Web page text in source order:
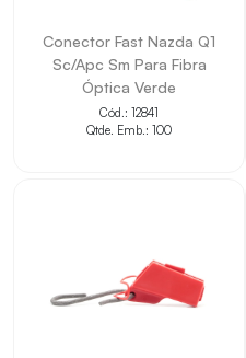
• Facilita a interligação
compatíveis.
• Auxilia na
cabeamento.
• Permite identificar
diretamente pelo título.
• Indicado para projetos
Conector Fast Nazda Q1
Sc/Apc Sm Para Fibra
Óptica Verde
Cód.: 12841
Qtde. Emb.: 100